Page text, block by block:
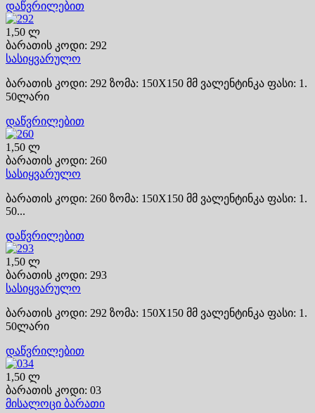
დაწვრილებით
1,50 ლ
ბარათის კოდი: 292
სასიყვარულო
ბარათის კოდი: 292 ზომა: 150X150 მმ ვალენტინკა ფასი: 1.
50ლარი
დაწვრილებით
1,50 ლ
ბარათის კოდი: 260
სასიყვარულო
ბარათის კოდი: 260 ზომა: 150X150 მმ ვალენტინკა ფასი: 1.
50...
დაწვრილებით
1,50 ლ
ბარათის კოდი: 293
სასიყვარულო
ბარათის კოდი: 292 ზომა: 150X150 მმ ვალენტინკა ფასი: 1.
50ლარი
დაწვრილებით
1,50 ლ
ბარათის კოდი: 03
მისალოცი ბარათი